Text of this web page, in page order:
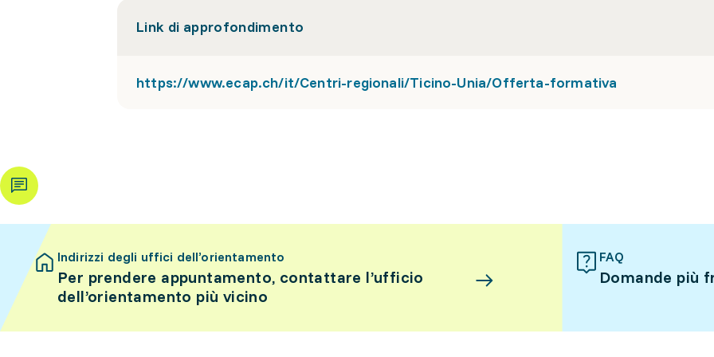
Link di approfondimento
https://www.ecap.ch/it/Centri-regionali/Ticino-Unia/Offerta-formativa
Indirizzi degli uffici dell’orientamento
Per prendere appuntamento, contattare l’ufficio
dell’orientamento più vicino
FAQ
Domande più